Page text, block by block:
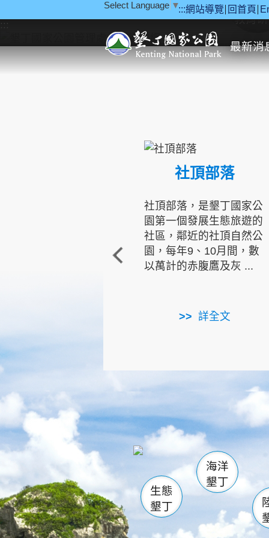
:::網站導覽 回首頁
Select Language ▼
最新消
::: 教育
社頂部落
社頂部落，是墾丁國家公
園第一個發展生態旅遊的
社區，鄰近的社頂自然公
園，每年9、10月間，數
以萬計的赤腹鷹及灰 ...
詳全文
龜山 海生館
恆春
龍鑾潭自
瓊麻館
關山
白砂
生態
墾丁
海洋
墾丁